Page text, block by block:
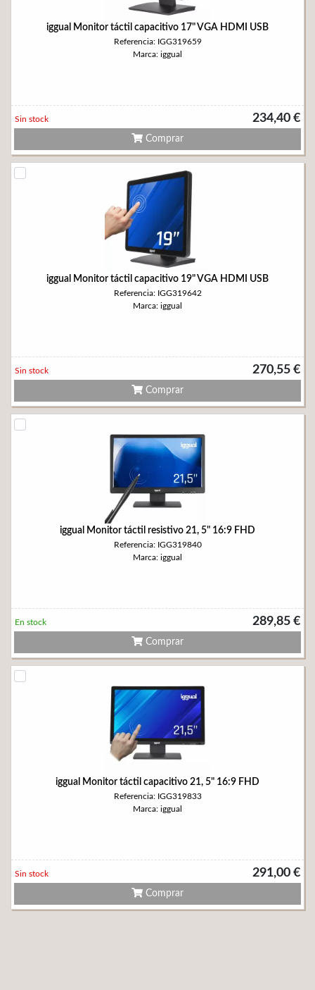
iggual Monitor táctil capacitivo 17" VGA HDMI USB
Referencia: IGG319659
Marca: iggual
234,40 €
Sin stock
Comprar
iggual Monitor táctil capacitivo 19" VGA HDMI USB
Referencia: IGG319642
Marca: iggual
270,55 €
Sin stock
Comprar
iggual Monitor táctil resistivo 21, 5" 16:9 FHD
Referencia: IGG319840
Marca: iggual
289,85 €
En stock
Comprar
iggual Monitor táctil capacitivo 21, 5" 16:9 FHD
Referencia: IGG319833
Marca: iggual
291,00 €
Sin stock
Comprar